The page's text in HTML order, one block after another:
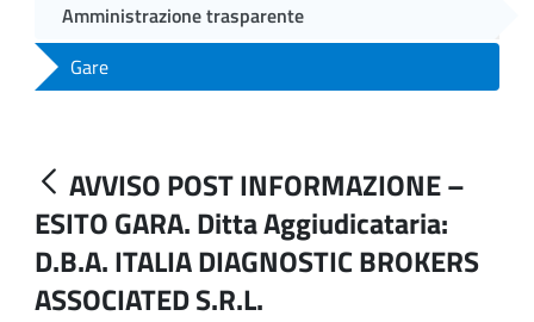
Amministrazione trasparente
Gare
AVVISO POST INFORMAZIONE –
ESITO GARA. Ditta Aggiudicataria:
D.B.A. ITALIA DIAGNOSTIC BROKERS
ASSOCIATED S.R.L.